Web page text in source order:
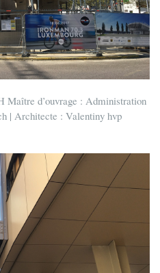
d’ouvrage : Administration
| Architecte : Valentiny hvp